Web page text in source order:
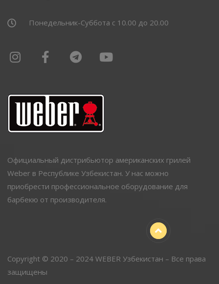
Понедельник-Суббота с 10.00 до 20.00
Официальный дистрибьютор американских грилей
Weber в Республике Узбекистан. У нас можно
приобрести профессиональное оборудование для
барбекю от производителя.
Copyright © 2020 – 2024 WEBER Узбекистан – Все права
защищены